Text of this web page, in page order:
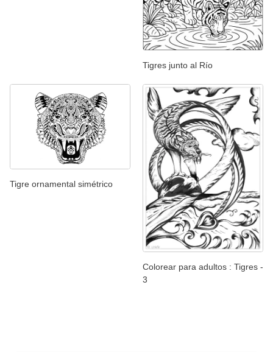
Tigres junto al Río
Tigre ornamental simétrico
Colorear para adultos : Tigres -
3